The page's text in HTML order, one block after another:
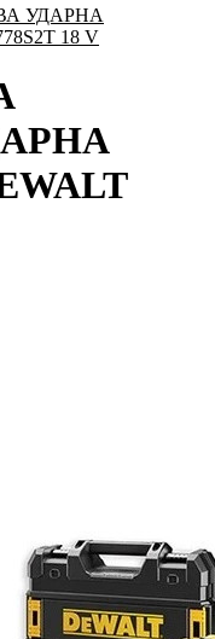
УДАРНА
18 V